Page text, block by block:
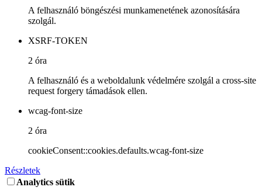
A felhasználó böngészési munkamenetének azonosítására
szolgál.
XSRF-TOKEN
2 óra
A felhasználó és a weboldalunk védelmére szolgál a cross-site
request forgery támadások ellen.
wcag-font-size
2 óra
cookieConsent::cookies.defaults.wcag-font-size
Részletek
Analytics sütik